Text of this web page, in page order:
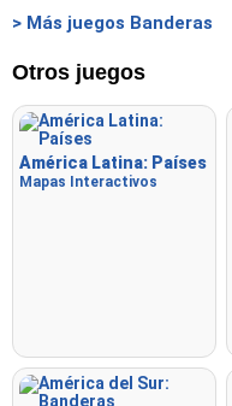
> Más juegos Banderas
Otros juegos
América Latina: Países
Mapas Interactivos